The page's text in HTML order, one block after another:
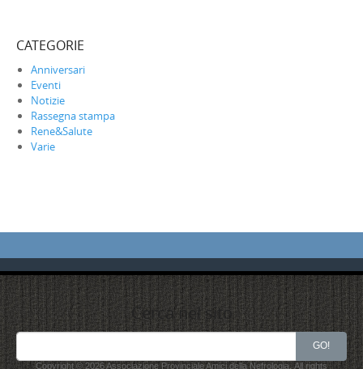
CATEGORIE
Anniversari
Eventi
Notizie
Rassegna stampa
Rene&Salute
Varie
Cerca nel sito
Search
GO!
Copyright © 2026 Associazione Provinciale Amici della Nefrologia. All rights